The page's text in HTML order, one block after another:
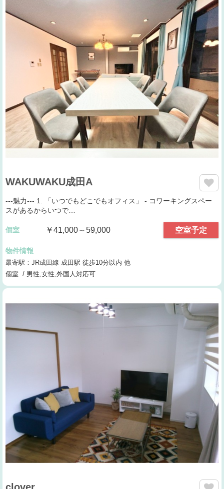
WAKUWAKU成田A
---魅力--- 1. 「いつでもどこでもオフィス」 - コワーキングスペー
スがあるからいつで…
個室 ￥41,000～59,000 空室予定
物件情報
最寄駅：JR成田線 成田駅 徒歩10分以内 他
個室 / 男性,女性,外国人対応可